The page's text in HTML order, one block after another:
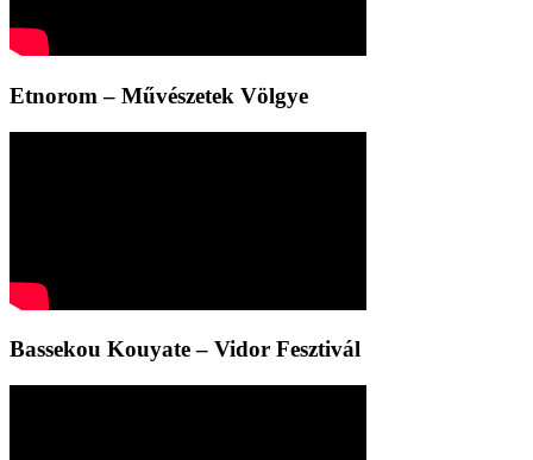
Etnorom – Művészetek Völgye
Bassekou Kouyate – Vidor Fesztivál